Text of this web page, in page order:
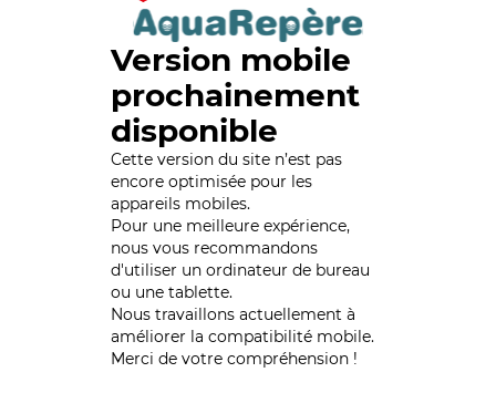
Version mobile
prochainement
disponible
Cette version du site n’est pas
encore optimisée pour les
appareils mobiles.
Pour une meilleure expérience,
nous vous recommandons
d'utiliser un ordinateur de bureau
ou une tablette.
Nous travaillons actuellement à
améliorer la compatibilité mobile.
Merci de votre compréhension !